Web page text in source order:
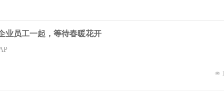
业员工一起，等待春暖花开
。但令人温暖的是，在锡城大地上，源沐EAP始终陪伴着所服务企业的
넶